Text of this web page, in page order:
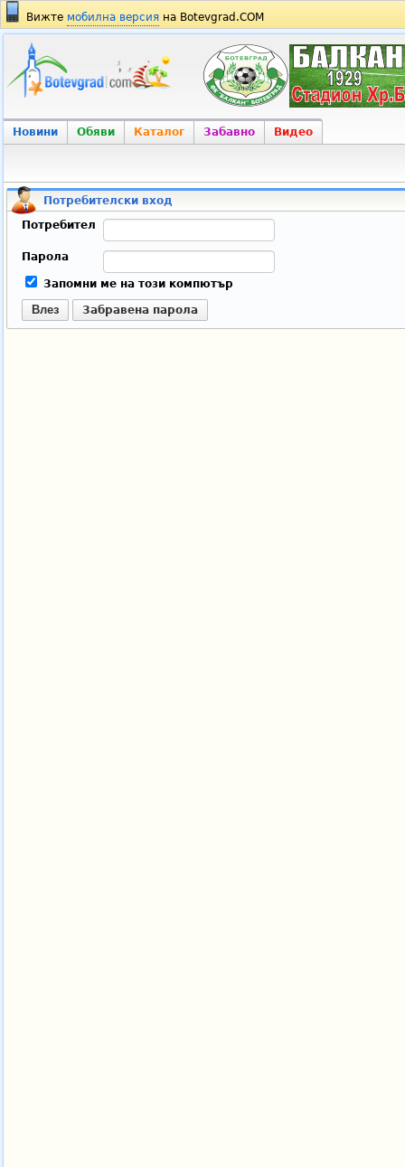
Вижте мобилна версия на Botevgrad.COM
Новини Обяви Каталог Забавно Видео
Потребителски вход
Потребител
Парола
Запомни ме на този компютър
Влез Забравена парола